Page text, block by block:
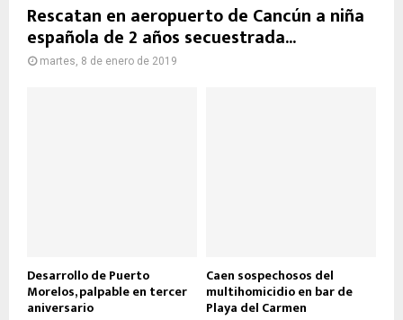
Rescatan en aeropuerto de Cancún a niña
española de 2 años secuestrada...
martes, 8 de enero de 2019
Desarrollo de Puerto
Morelos, palpable en tercer
aniversario
Caen sospechosos del
multihomicidio en bar de
Playa del Carmen